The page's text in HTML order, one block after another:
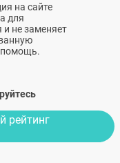
на сайте
для
не заменяет
рейтинг